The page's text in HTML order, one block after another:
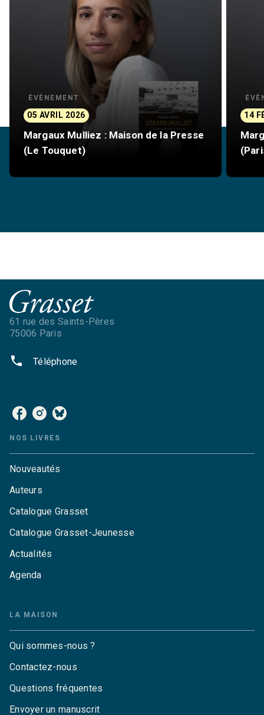
ÉVÈNEMENT
05 AVRIL 2026
Margaux Mulliez : Maison de la Presse
(Le Touquet)
14
61 rue des Saints-Pères
75006 Paris
phone Téléphone
NOS LIVRES
Nouveautés
Auteurs
Catalogue Grasset
Catalogue Grasset-Jeunesse
Actualités
Agenda
LA MAISON
Qui sommes-nous ?
Contactez-nous
Questions fréquentes
Envoyer un manuscrit